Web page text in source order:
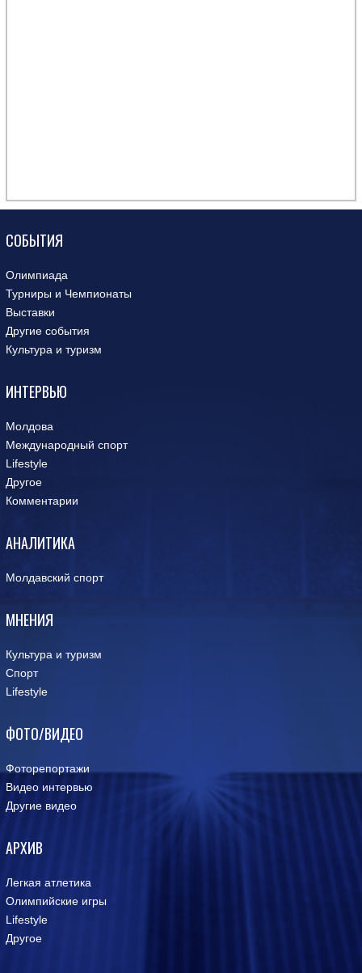
СОБЫТИЯ
Олимпиада
Турниры и Чемпионаты
Выставки
Другие события
Культура и туризм
ИНТЕРВЬЮ
Молдова
Международный спорт
Lifestyle
Другое
Комментарии
АНАЛИТИКА
Молдавский спорт
МНЕНИЯ
Культура и туризм
Спорт
Lifestyle
ФОТО/ВИДЕО
Фоторепортажи
Видео интервью
Другие видео
АРХИВ
Легкая атлетика
Олимпийские игры
Lifestyle
Другое